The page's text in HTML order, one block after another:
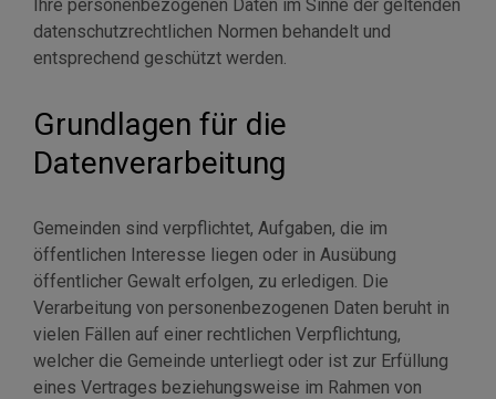
Ihre personenbezogenen Daten im Sinne der geltenden
datenschutzrechtlichen Normen behandelt und
entsprechend geschützt werden.
Grundlagen für die
Datenverarbeitung
Gemeinden sind verpflichtet, Aufgaben, die im
öffentlichen Interesse liegen oder in Ausübung
öffentlicher Gewalt erfolgen, zu erledigen. Die
Verarbeitung von personenbezogenen Daten beruht in
vielen Fällen auf einer rechtlichen Verpflichtung,
welcher die Gemeinde unterliegt oder ist zur Erfüllung
eines Vertrages beziehungsweise im Rahmen von